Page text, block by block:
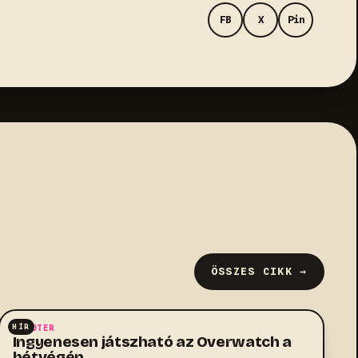
FB X Pin
ÖSSZES CIKK →
HÍR
SHOOTER
Ingyenesen játszható az Overwatch a